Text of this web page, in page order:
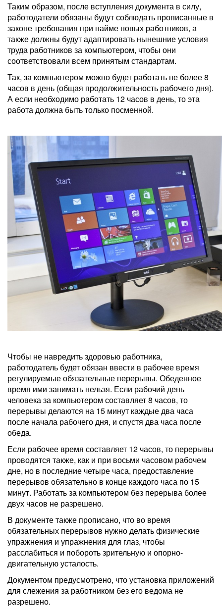
Таким образом, после вступления документа в силу,
работодатели обязаны будут соблюдать прописанные в
законе требования при найме новых работников, а
также должны будут адаптировать нынешние условия
труда работников за компьютером, чтобы они
соответствовали всем принятым стандартам.
Так, за компьютером можно будет работать не более 8
часов в день (общая продолжительность рабочего дня).
А если необходимо работать 12 часов в день, то эта
работа должна быть только посменной.
Чтобы не навредить здоровью работника,
работодатель будет обязан ввести в рабочее время
регулируемые обязательные перерывы. Обеденное
время ими занимать нельзя. Если рабочий день
человека за компьютером составляет 8 часов, то
перерывы делаются на 15 минут каждые два часа
после начала рабочего дня, и спустя два часа после
обеда.
Если рабочее время составляет 12 часов, то перерывы
проводятся также, как и при восьми часовом рабочем
дне, но в последние четыре часа, предоставление
перерывов обязательно в конце каждого часа по 15
минут. Работать за компьютером без перерыва более
двух часов не разрешено.
В документе также прописано, что во время
обязательных перерывов нужно делать физические
упражнения и упражнения для глаз, чтобы
расслабиться и побороть зрительную и опорно-
двигательную усталость.
Документом предусмотрено, что установка приложений
для слежения за работником без его ведома не
разрешено.